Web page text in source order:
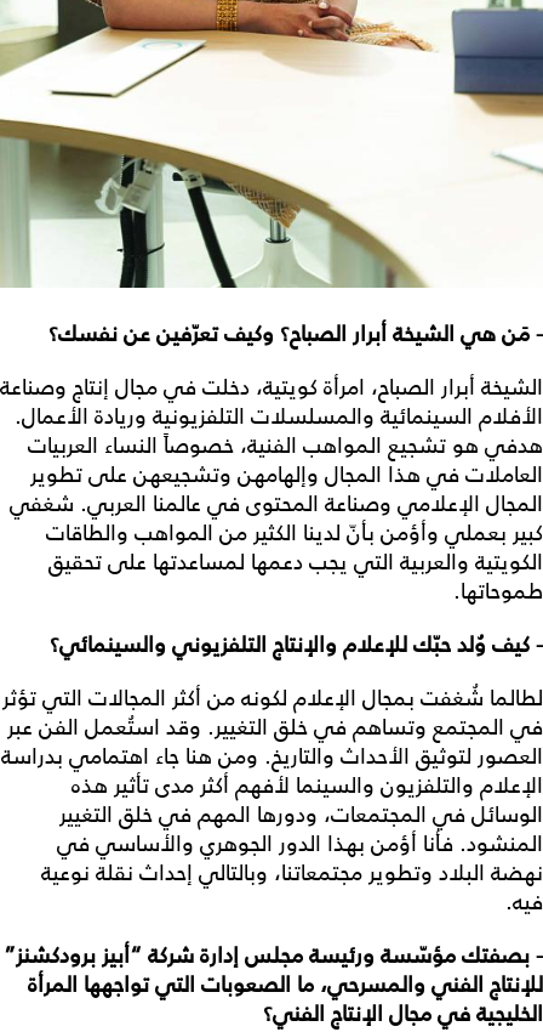
- مَن هي الشيخة أبرار الصباح؟ وكيف تعرّفين عن نفسك؟
الشيخة أبرار الصباح، امرأة كويتية، دخلت في مجال إنتاج وصناعة
الأفلام السينمائية والمسلسلات التلفزيونية وريادة الأعمال.
هدفي هو تشجيع المواهب الفنية، خصوصاً النساء العربيات
العاملات في هذا المجال وإلهامهن وتشجيعهن على تطوير
المجال الإعلامي وصناعة المحتوى في عالمنا العربي. شغفي
كبير بعملي وأؤمن بأنّ لدينا الكثير من المواهب والطاقات
الكويتية والعربية التي يجب دعمها لمساعدتها على تحقيق
طموحاتها.
- كيف وُلد حبّك للإعلام والإنتاج التلفزيوني والسينمائي؟
لطالما شُغفت بمجال الإعلام لكونه من أكثر المجالات التي تؤثر
في المجتمع وتساهم في خلق التغيير. وقد استُعمل الفن عبر
العصور لتوثيق الأحداث والتاريخ. ومن هنا جاء اهتمامي بدراسة
الإعلام والتلفزيون والسينما لأفهم أكثر مدى تأثير هذه
الوسائل في المجتمعات، ودورها المهم في خلق التغيير
المنشود. فأنا أؤمن بهذا الدور الجوهري والأساسي في
نهضة البلاد وتطوير مجتمعاتنا، وبالتالي إحداث نقلة نوعية
فيه.
- بصفتك مؤسّسة ورئيسة مجلس إدارة شركة “أبيز برودكشنز”
للإنتاج الفني والمسرحي، ما الصعوبات التي تواجهها المرأة
الخليجية في مجال الإنتاج الفني؟